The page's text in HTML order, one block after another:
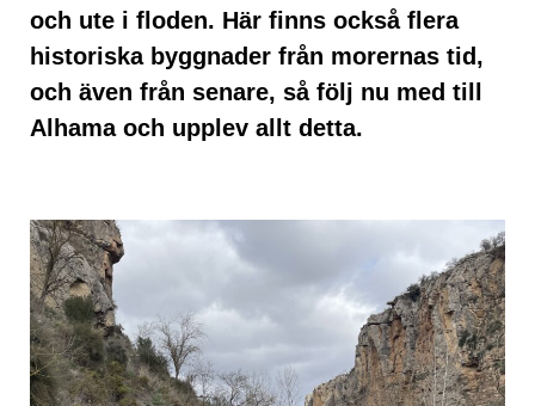
och ute i floden. Här finns också flera
historiska byggnader från morernas tid,
och även från senare, så följ nu med till
Alhama och upplev allt detta.